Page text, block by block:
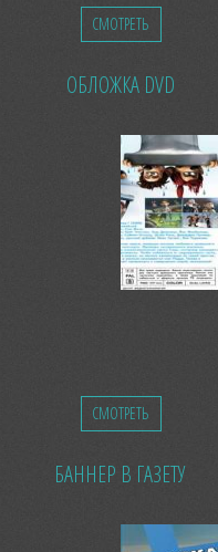
СМОТРЕТЬ
ОБЛОЖКА DVD
СМОТРЕТЬ
БАННЕР В ГАЗЕТУ